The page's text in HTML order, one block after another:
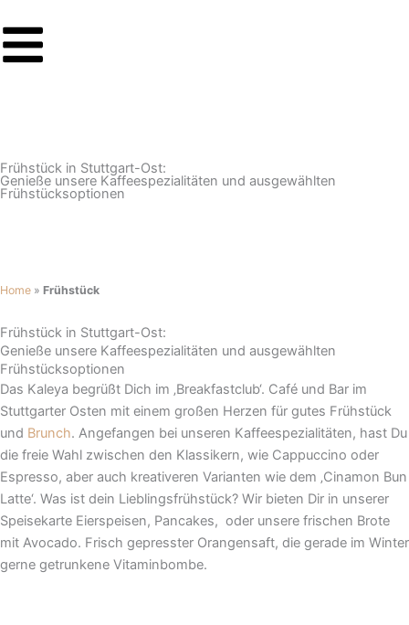
Inhalt
springen
Frühstück in Stuttgart-Ost:
Genieße unsere Kaffeespezialitäten und ausgewählten
Frühstücksoptionen
Home » Frühstück
Frühstück in Stuttgart-Ost:
Genieße unsere Kaffeespezialitäten und ausgewählten
Frühstücksoptionen
Das Kaleya begrüßt Dich im ‚Breakfastclub‘. Café und Bar im
Stuttgarter Osten mit einem großen Herzen für gutes Frühstück
und Brunch. Angefangen bei unseren Kaffeespezialitäten, hast Du
die freie Wahl zwischen den Klassikern, wie Cappuccino oder
Espresso, aber auch kreativeren Varianten wie dem ‚Cinamon Bun
Latte‘. Was ist dein Lieblingsfrühstück? Wir bieten Dir in unserer
Speisekarte Eierspeisen, Pancakes, oder unsere frischen Brote
mit Avocado. Frisch gepresster Orangensaft, die gerade im Winter
gerne getrunkene Vitaminbombe.